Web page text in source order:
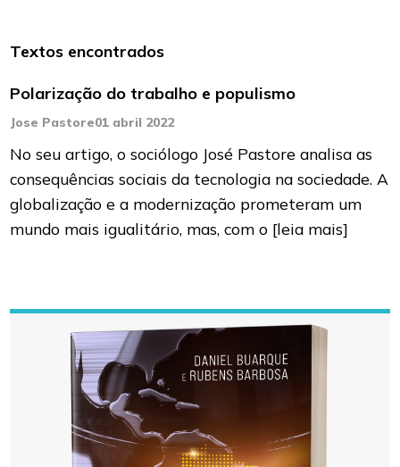
Textos encontrados
Polarização do trabalho e populismo
Jose Pastore01 abril 2022
No seu artigo, o sociólogo José Pastore analisa as
consequências sociais da tecnologia na sociedade. A
globalização e a modernização prometeram um
mundo mais igualitário, mas, com o [leia mais]